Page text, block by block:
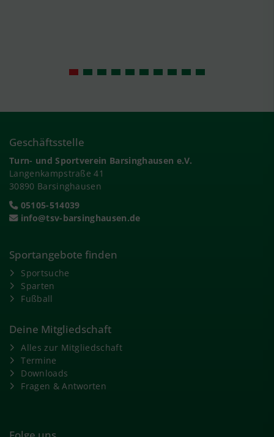
Geschäftsstelle
Turn- und Sportverein Barsinghausen e.V.
Langenkampstraße 41
30890 Barsinghausen
05105-514039
info@tsv-barsinghausen.de
Sportangebote finden
Sportsuche
Sparten
Fußball
Deine Mitgliedschaft
Alles zur Mitgliedschaft
Termine
Downloads
Fragen & Antworten